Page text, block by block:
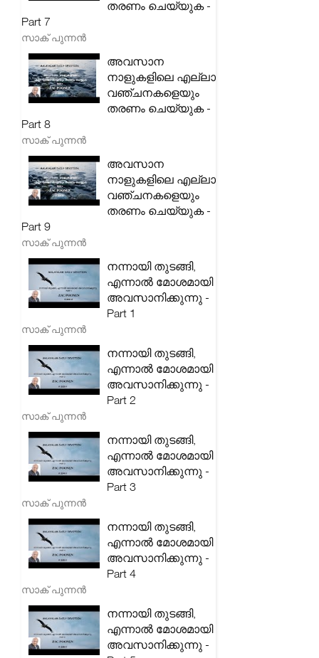
തരണം ചെയ്യുക -
Part 7
സാക് പുന്നൻ
അവസാന
നാളുകളിലെ എല്ലാ
വഞ്ചനകളെയും
തരണം ചെയ്യുക -
Part 8
സാക് പുന്നൻ
അവസാന
നാളുകളിലെ എല്ലാ
വഞ്ചനകളെയും
തരണം ചെയ്യുക -
Part 9
സാക് പുന്നൻ
നന്നായി തുടങ്ങി,
എന്നാൽ മോശമായി
അവസാനിക്കുന്നു -
Part 1
സാക് പുന്നൻ
നന്നായി തുടങ്ങി,
എന്നാൽ മോശമായി
അവസാനിക്കുന്നു -
Part 2
സാക് പുന്നൻ
നന്നായി തുടങ്ങി,
എന്നാൽ മോശമായി
അവസാനിക്കുന്നു -
Part 3
സാക് പുന്നൻ
നന്നായി തുടങ്ങി,
എന്നാൽ മോശമായി
അവസാനിക്കുന്നു -
Part 4
സാക് പുന്നൻ
നന്നായി തുടങ്ങി,
എന്നാൽ മോശമായി
അവസാനിക്കുന്നു -